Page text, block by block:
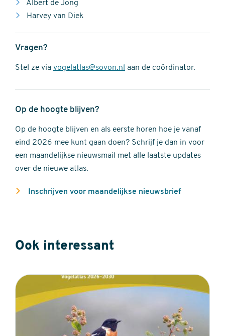
Albert de Jong
Harvey van Diek
Vragen?
Stel ze via vogelatlas@sovon.nl aan de coördinator.
Op de hoogte blijven?
Op de hoogte blijven en als eerste horen hoe je vanaf
eind 2026 mee kunt gaan doen? Schrijf je dan in voor
een maandelijkse nieuwsmail met alle laatste updates
over de nieuwe atlas.
Inschrijven voor maandelijkse nieuwsbrief
Ook interessant